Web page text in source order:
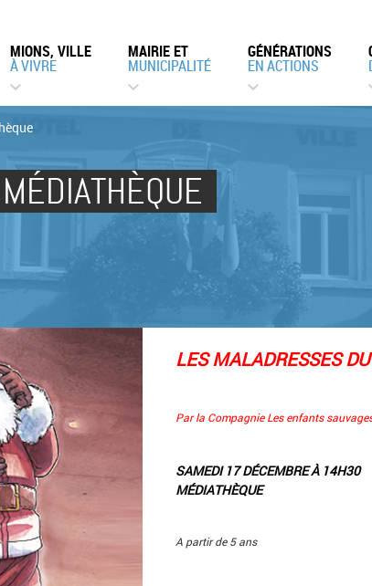
MIONS, VILLE
À VIVRE
MAIRIE ET
MUNICIPALITÉ
GÉNÉRATIONS
EN ACTIONS
LES MALADRESSES
Par la Compagnie Les enfants
SAMEDI 17 DÉCEMBRE À 14H30
MÉDIATHÈQUE
A partir de 5 ans